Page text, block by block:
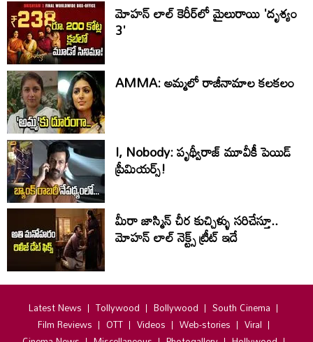
మోహన్‌ లాల్‌ కెరీర్‌లో మైలురాయి 'దృశ్యం
3'
AMMA: అమ్మలో రాజీనామాల కలకలం
I, Nobody: పృథ్వీరాజ్ మూవీకీ పెయిడ్
ప్రీమియర్స్!
మీరా జాస్మిన్ చీర కుచ్చిళ్ళు సరిచేస్తూ..
మోహన్ లాల్ నెక్ట్స్ ట్రీట్ ఇదే
Latest News Tollywood Bollywood
South Cinema
Film Reviews
OTT Videos Web-stories
Viral